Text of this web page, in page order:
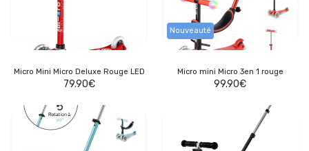
Micro Mini Micro Deluxe Rouge LED
79.90€
Nouveauté
Micro mini Micro 3en 1 rouge
99.90€